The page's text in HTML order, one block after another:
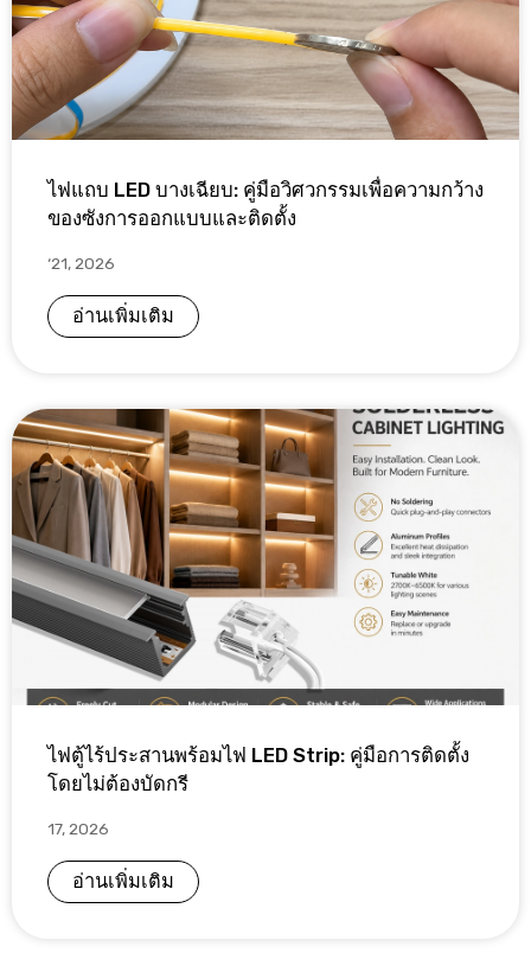
ไฟแถบ LED บางเฉียบ: คู่มือวิศวกรรมเพื่อความกว้าง
ของซังการออกแบบและติดตั้ง
‘21, 2026
อ่านเพิ่มเติม
ไฟตู้ไร้ประสานพร้อมไฟ LED Strip: คู่มือการติดตั้ง
โดยไม่ต้องบัดกรี
17, 2026
อ่านเพิ่มเติม